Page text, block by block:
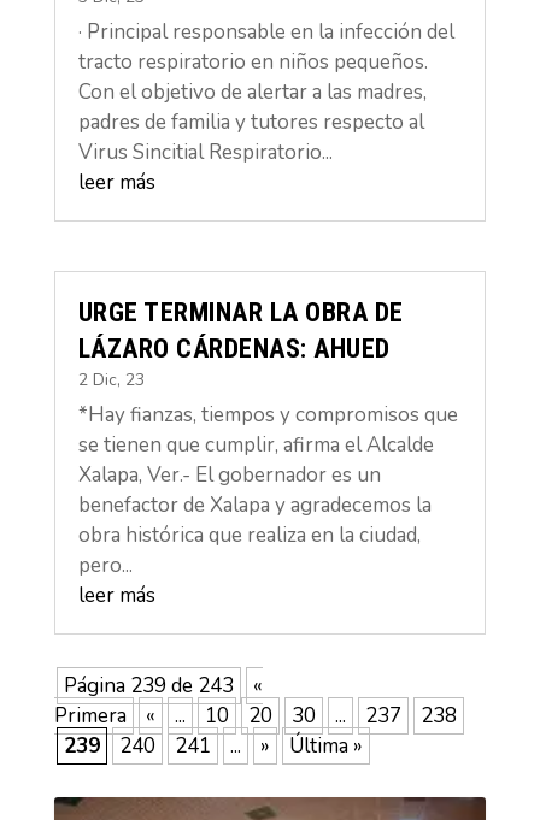
· Principal responsable en la infección del
tracto respiratorio en niños pequeños.
Con el objetivo de alertar a las madres,
padres de familia y tutores respecto al
Virus Sincitial Respiratorio...
leer más
URGE TERMINAR LA OBRA DE
LÁZARO CÁRDENAS: AHUED
2 Dic, 23
*Hay fianzas, tiempos y compromisos que
se tienen que cumplir, afirma el Alcalde
Xalapa, Ver.- El gobernador es un
benefactor de Xalapa y agradecemos la
obra histórica que realiza en la ciudad,
pero...
leer más
Página 239 de 243
«
Primera
« ... 10 20 30 ... 237
238
239
240 241 ... » Última »